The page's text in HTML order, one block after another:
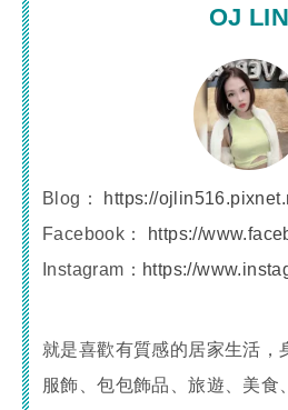
OJ LIN
Blog：
https://
Facebook：
https://
Instagram： https://
就是喜歡有質感的居家生活，
服飾、包包飾品、旅遊、美食